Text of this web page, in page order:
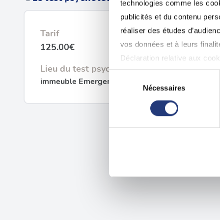
technologies comme les
publicités et du contenu
réaliser des études
vos données et à leurs
Déclaration relative aux
Si vous le permettez, nous
Collecter des
Identifier votre
digitales).
consentement
Nécessaires
Tarif
125.00€
Lieu du test psychotechnique
immeuble Emergence, 92130 Issy-les-Moulineaux